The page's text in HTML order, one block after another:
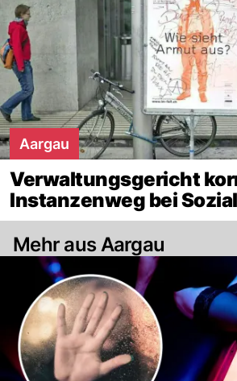
Aargau
Verwaltungsgericht
Instanzenweg bei
Mehr aus Aargau